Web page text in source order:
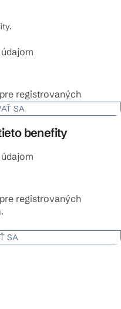
registrovaných
SA
benefity
registrovaných
SA